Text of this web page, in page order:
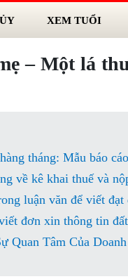
XEM TUỔI
– Một lá
tháng: Mẫu báo
về kê khai thuế và
luận văn để viết đạt
đơn xin thông tin
Quan Tâm Của